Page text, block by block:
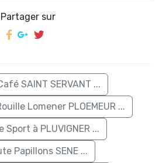
Partager sur
SAINT SERVANT ...
Lomener PLOEMEUR ...
Sport à PLUVIGNER ...
Papillons SENE ...